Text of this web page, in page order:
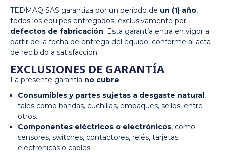
TEDMAQ SAS garantiza por un período de un (1) año,
todos los equipos entregados, exclusivamente por
defectos de fabricación. Esta garantía entra en vigor a
partir de la fecha de entrega del equipo, conforme al acta
de recibido a satisfacción.
EXCLUSIONES DE GARANTÍA
La presente garantía no cubre:
Consumibles y partes sujetas a desgaste natural,
tales como bandas, cuchillas, empaques, sellos, entre
otros.
Componentes eléctricos o electrónicos, como
sensores, switches, contactores, relés, tarjetas
electrónicas o cables.